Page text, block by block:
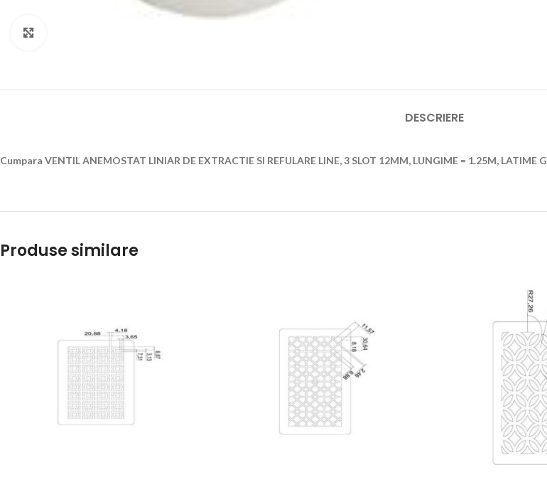
DESCRIERE
Cumpara VENTIL ANEMOSTAT LINIAR DE EXTRACTIE SI REFULARE LINE, 3 SLOT 12MM, LUNGIME = 1.25M,
Produse similare